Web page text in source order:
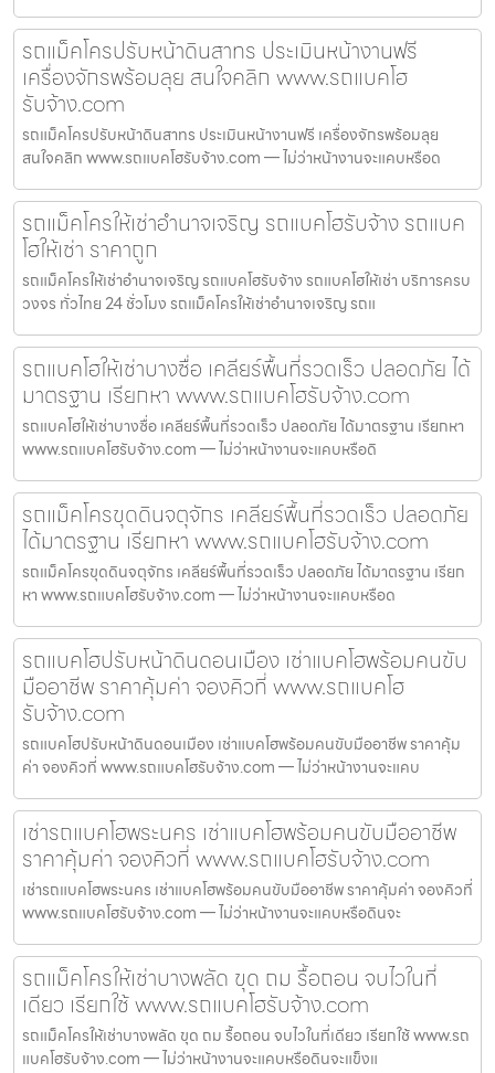
รถแม็คโครปรับหน้าดินสาทร ประเมินหน้างานฟรี
เครื่องจักรพร้อมลุย สนใจคลิก www.รถแบคโฮ
รับจ้าง.com
รถแม็คโครปรับหน้าดินสาทร ประเมินหน้างานฟรี เครื่องจักรพร้อมลุย
สนใจคลิก www.รถแบคโฮรับจ้าง.com — ไม่ว่าหน้างานจะแคบหรือด
รถแม็คโครให้เช่าอำนาจเจริญ รถแบคโฮรับจ้าง รถแบค
โฮให้เช่า ราคาถูก
รถแม็คโครให้เช่าอำนาจเจริญ รถแบคโฮรับจ้าง รถแบคโฮให้เช่า บริการครบ
วงจร ทั่วไทย 24 ชั่วโมง รถแม็คโครให้เช่าอำนาจเจริญ รถแ
รถแบคโฮให้เช่าบางซื่อ เคลียร์พื้นที่รวดเร็ว ปลอดภัย ได้
มาตรฐาน เรียกหา www.รถแบคโฮรับจ้าง.com
รถแบคโฮให้เช่าบางซื่อ เคลียร์พื้นที่รวดเร็ว ปลอดภัย ได้มาตรฐาน เรียกหา
www.รถแบคโฮรับจ้าง.com — ไม่ว่าหน้างานจะแคบหรือดิ
รถแม็คโครขุดดินจตุจักร เคลียร์พื้นที่รวดเร็ว ปลอดภัย
ได้มาตรฐาน เรียกหา www.รถแบคโฮรับจ้าง.com
รถแม็คโครขุดดินจตุจักร เคลียร์พื้นที่รวดเร็ว ปลอดภัย ได้มาตรฐาน เรียก
หา www.รถแบคโฮรับจ้าง.com — ไม่ว่าหน้างานจะแคบหรือด
รถแบคโฮปรับหน้าดินดอนเมือง เช่าแบคโฮพร้อมคนขับ
มืออาชีพ ราคาคุ้มค่า จองคิวที่ www.รถแบคโฮ
รับจ้าง.com
รถแบคโฮปรับหน้าดินดอนเมือง เช่าแบคโฮพร้อมคนขับมืออาชีพ ราคาคุ้ม
ค่า จองคิวที่ www.รถแบคโฮรับจ้าง.com — ไม่ว่าหน้างานจะแคบ
เช่ารถแบคโฮพระนคร เช่าแบคโฮพร้อมคนขับมืออาชีพ
ราคาคุ้มค่า จองคิวที่ www.รถแบคโฮรับจ้าง.com
เช่ารถแบคโฮพระนคร เช่าแบคโฮพร้อมคนขับมืออาชีพ ราคาคุ้มค่า จองคิวที่
www.รถแบคโฮรับจ้าง.com — ไม่ว่าหน้างานจะแคบหรือดินจะ
รถแม็คโครให้เช่าบางพลัด ขุด ถม รื้อถอน จบไวในที่
เดียว เรียกใช้ www.รถแบคโฮรับจ้าง.com
รถแม็คโครให้เช่าบางพลัด ขุด ถม รื้อถอน จบไวในที่เดียว เรียกใช้ www.รถ
แบคโฮรับจ้าง.com — ไม่ว่าหน้างานจะแคบหรือดินจะแข็งแ